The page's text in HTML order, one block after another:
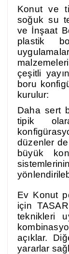
Konut ve
soğuk su
ve İnşaat
plastik
çeşitli
boru
kurulur:
Daha sert
tipik
düzenler
büyük
Ev Konut
için
teknikleri
açıklar.
yararlar